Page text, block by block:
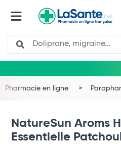
Search
Pharmacie en ligne
NatureSun Aroms
Essentielle